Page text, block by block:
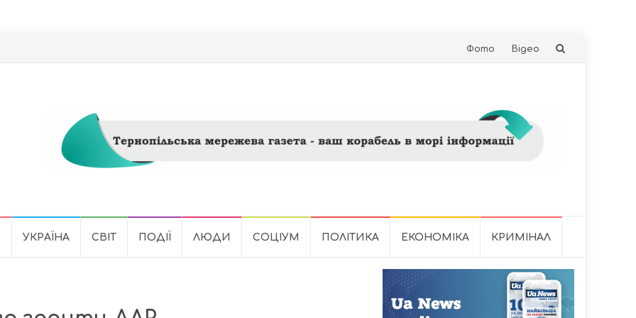
Skip
Фото Відео
УКРАЇНА СВІТ ПОДІЇ ЛЮДИ СОЦІУМ ПОЛІТИКА ЕКОНОМІКА КРИМІНАЛ